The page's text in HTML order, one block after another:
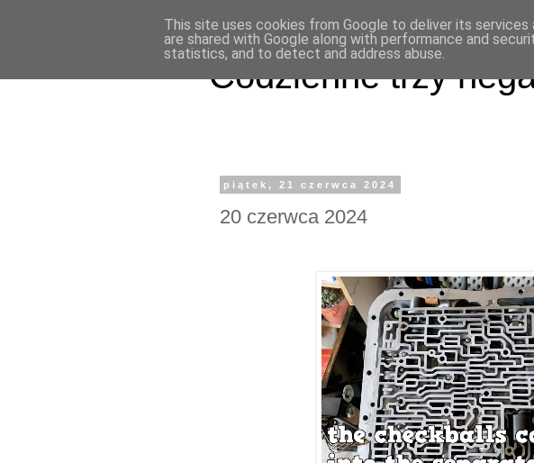
Codzienne trzy
piątek, 21 czerwca 2024
20 czerwca 2024
This site uses cookies from Google to deliver its
are shared with Google along with performance and
statistics, and to detect and address abuse.